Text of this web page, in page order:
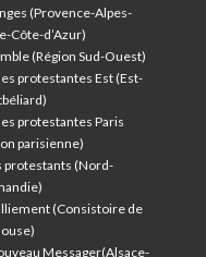
(Provence-Alpes-
Côte-d’Azur)
(Région Sud-Ouest)
protestantes Est (Est-
protestantes Paris
parisienne)
protestants (Nord-
(Consistoire de
Messager(Alsace-